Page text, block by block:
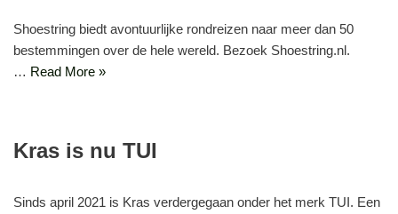
Shoestring biedt avontuurlijke rondreizen naar meer dan 50
bestemmingen over de hele wereld. Bezoek Shoestring.nl.
… Read More »
Kras is nu TUI
Sinds april 2021 is Kras verdergegaan onder het merk TUI. Een